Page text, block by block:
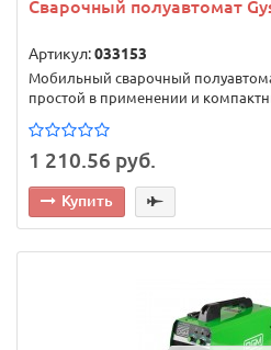
Сварочный полуавтомат
Артикул:033153
Мобильный сварочный
простой в применении и
1 210.56 руб.
Купить